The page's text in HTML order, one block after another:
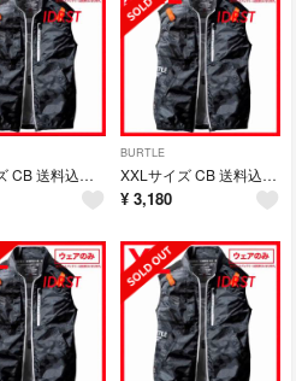
XLサイズ CB 送料込み BURTLE AIR CRAFT
BURTLE
XXLサイズ CB 送料込み BURTLE AIR CRAFT
¥ 3,180